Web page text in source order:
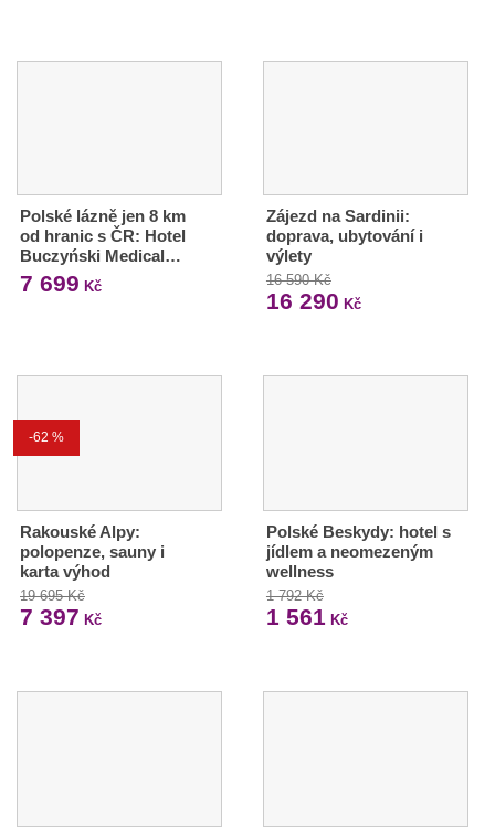
Polské lázně jen 8 km
od hranic s ČR: Hotel
Buczyński Medical…
7 699 Kč
Zájezd na Sardinii:
doprava, ubytování i
výlety
16 590 Kč
16 290 Kč
-62 %
Rakouské Alpy:
polopenze, sauny i
karta výhod
19 695 Kč
7 397 Kč
Polské Beskydy: hotel s
jídlem a neomezeným
wellness
1 792 Kč
1 561 Kč